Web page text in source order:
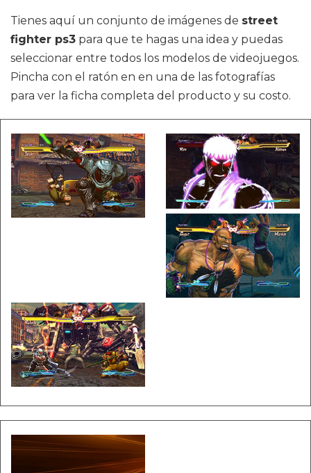
Tienes aquí un conjunto de imágenes de street
fighter ps3 para que te hagas una idea y puedas
seleccionar entre todos los modelos de videojuegos.
Pincha con el ratón en en una de las fotografías
para ver la ficha completa del producto y su costo.